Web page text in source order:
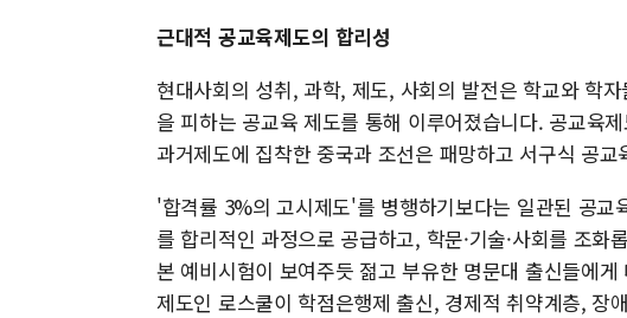
근대적 공교육제도의 합리성
현대사회의 성취, 과학, 제도, 사회의 발전은 학교와 학
을 피하는 공교육 제도를 통해 이루어졌습니다. 공교육
과거제도에 집착한 중국과 조선은 패망하고 서구식 공
'합격률 3%의 고시제도'를 병행하기보다는 일관된 공
를 합리적인 과정으로 공급하고, 학문·기술·사회를 조
본 예비시험이 보여주듯 젊고 부유한 명문대 출신들에
제도인 로스쿨이 학점은행제 출신, 경제적 취약계층, 장